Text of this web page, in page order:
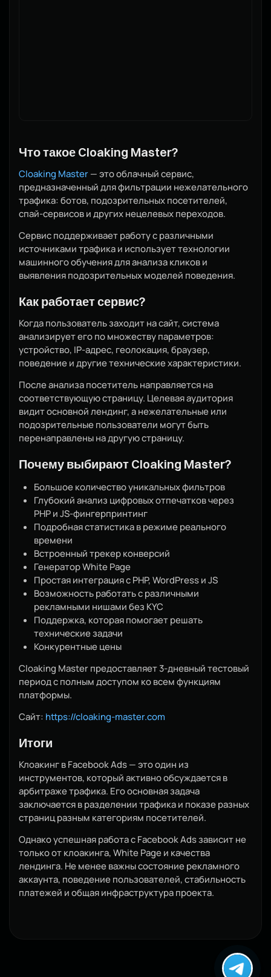
Что такое Cloaking Master?
Cloaking Master— это облачный сервис,
предназначенный для фильтрации нежелательного
трафика: ботов, подозрительных посетителей,
спай-сервисов и других нецелевых переходов.
Сервис поддерживает работу с различными
источниками трафика и использует технологии
машинного обучения для анализа кликов и
выявления подозрительных моделей поведения.
Как работает сервис?
Когда пользователь заходит на сайт, система
анализирует его по множеству параметров:
устройство, IP-адрес, геолокация, браузер,
поведение и другие технические характеристики.
После анализа посетитель направляется на
соответствующую страницу. Целевая аудитория
видит основной лендинг, а нежелательные или
подозрительные пользователи могут быть
перенаправлены на другую страницу.
Почему выбирают Cloaking Master?
Большое количество уникальных фильтров
Глубокий анализ цифровых отпечатков через
PHP и JS-фингерпринтинг
Подробная статистика в режиме реального
времени
Встроенный трекер конверсий
Генератор White Page
Простая интеграция с PHP, WordPress и JS
Возможность работать с различными
рекламными нишами без KYC
Поддержка, которая помогает решать
технические задачи
Конкурентные цены
Cloaking Master предоставляет 3-дневный тестовый
период с полным доступом ко всем функциям
платформы.
Сайт: https://cloaking-master.com
Итоги
Клоакинг в Facebook Ads — это один из
инструментов, который активно обсуждается в
арбитраже трафика. Его основная задача
заключается в разделении трафика и показе разных
страниц разным категориям посетителей.
Однако успешная работа с Facebook Ads зависит не
только от клоакинга, White Page и качества
лендинга. Не менее важны состояние рекламного
аккаунта, поведение пользователей, стабильность
платежей и общая инфраструктура проекта.